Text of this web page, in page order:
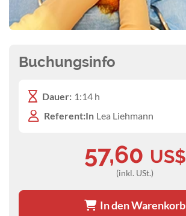
Buchungsinfo
Dauer: 1:14 h
Referent:In Lea Liehmann
57,60 US$
(inkl. USt.)
In den Warenkorb